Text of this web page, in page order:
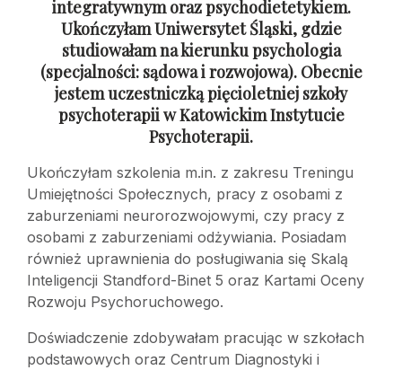
integratywnym oraz psychodietetykiem.
Ukończyłam Uniwersytet Śląski, gdzie
studiowałam na kierunku psychologia
(specjalności: sądowai rozwojowa). Obecnie
jestem uczestniczką pięcioletniej szkoły
psychoterapiiw Katowickim Instytucie
Psychoterapii.
Ukończyłam szkolenia m.in. z zakresu Treningu
Umiejętności Społecznych, pracy z osobami z
zaburzeniami neurorozwojowymi, czy pracy z
osobami z zaburzeniami odżywiania. Posiadam
również uprawnienia do posługiwania się Skalą
Inteligencji Standford-Binet 5 oraz Kartami Oceny
Rozwoju Psychoruchowego.
Doświadczenie zdobywałam pracując w szkołach
podstawowych oraz Centrum Diagnostyki i